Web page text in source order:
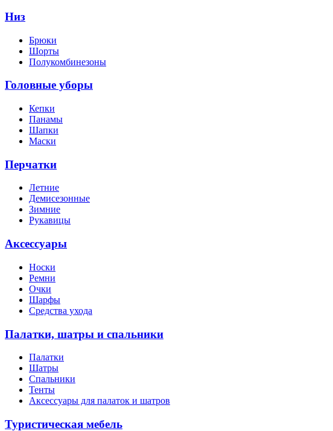
Низ
Брюки
Шорты
Полукомбинезоны
Головные уборы
Кепки
Панамы
Шапки
Маски
Перчатки
Летние
Демисезонные
Зимние
Рукавицы
Аксессуары
Носки
Ремни
Очки
Шарфы
Средства ухода
Палатки, шатры и спальники
Палатки
Шатры
Спальники
Тенты
Аксессуары для палаток и шатров
Туристическая мебель